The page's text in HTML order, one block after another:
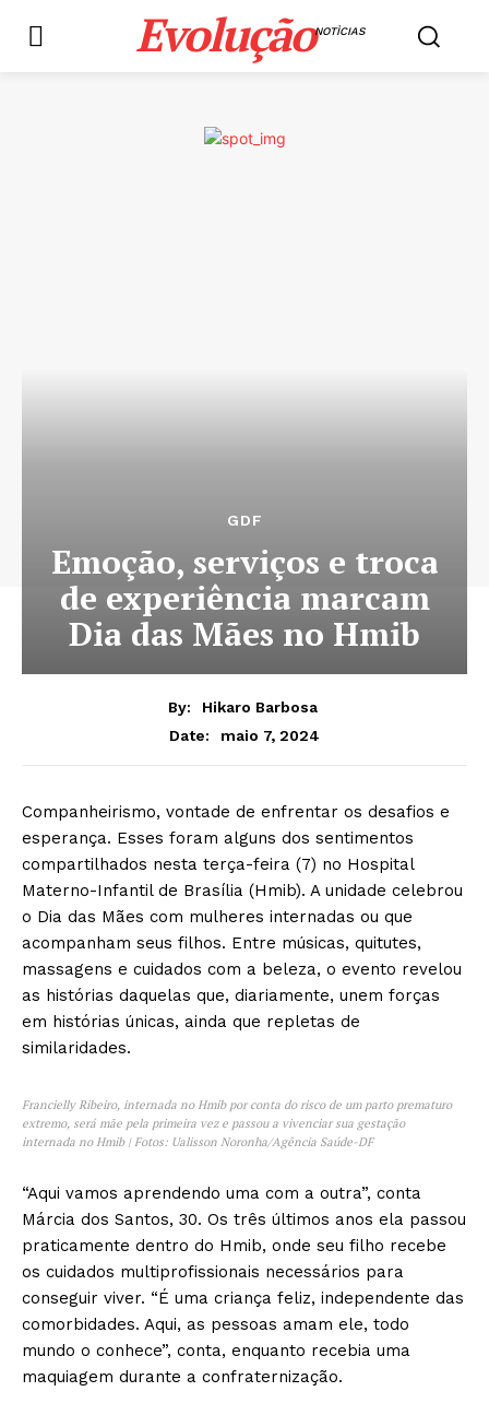
EvoluçãoNOTÌCIAS
GDF
Emoção, serviços e troca
de experiência marcam
Dia das Mães no Hmib
By:
Hikaro Barbosa
Date:
maio 7, 2024
Companheirismo, vontade de enfrentar os desafios e
esperança. Esses foram alguns dos sentimentos
compartilhados nesta terça-feira (7) no Hospital
Materno-Infantil de Brasília (Hmib). A unidade celebrou
o Dia das Mães com mulheres internadas ou que
acompanham seus filhos. Entre músicas, quitutes,
massagens e cuidados com a beleza, o evento revelou
as histórias daquelas que, diariamente, unem forças
em histórias únicas, ainda que repletas de
similaridades.
Francielly Ribeiro, internada no Hmib por conta do risco de um parto prematuro
extremo, será mãe pela primeira vez e passou a vivenciar sua gestação
internada no Hmib | Fotos: Ualisson Noronha/Agência Saúde-DF
“Aqui vamos aprendendo uma com a outra”, conta
Márcia dos Santos, 30. Os três últimos anos ela passou
praticamente dentro do Hmib, onde seu filho recebe
os cuidados multiprofissionais necessários para
conseguir viver. “É uma criança feliz, independente das
comorbidades. Aqui, as pessoas amam ele, todo
mundo o conhece”, conta, enquanto recebia uma
maquiagem durante a confraternização.